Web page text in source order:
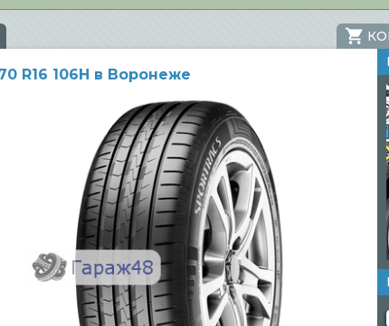
R16 106H в Воронеже